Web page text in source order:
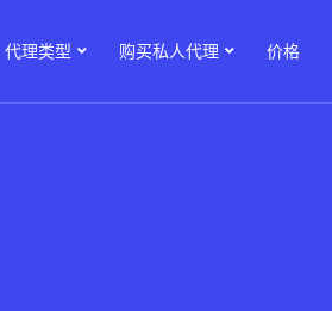
代理类型 购买私人代理 价格